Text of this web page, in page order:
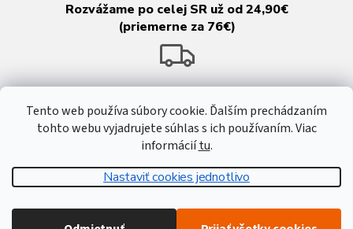
Tento web používa súbory cookie. Ďalším prechádzaním
tohto webu vyjadrujete súhlas s ich používaním. Viac
informáciítu.
Nastaviť cookies jednotlivo
Rozvážame po celej SR už od 24,90€
(priemerne za 76€)
Vytvoril Shoptet